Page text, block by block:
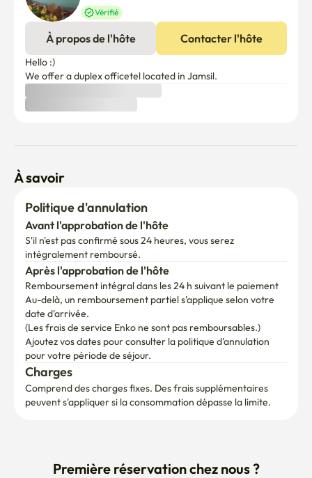
Vérifié
À propos de l'hôte Contacter l'hôte
Hello :)
We offer a duplex officetel located in Jamsil.
À savoir
Politique d'annulation
Avant l'approbation de l'hôte
S'il n'est pas confirmé sous 24 heures, vous serez
intégralement remboursé.
Après l'approbation de l'hôte
Remboursement intégral dans les 24 h suivant le paiement
Au-delà, un remboursement partiel s'applique selon votre
date d'arrivée.
(Les frais de service Enko ne sont pas remboursables.)
Ajoutez vos dates pour consulter la politique d'annulation
pour votre période de séjour.
Charges
Comprend des charges fixes. Des frais supplémentaires
peuvent s'appliquer si la consommation dépasse la limite.
Première réservation chez nous ?